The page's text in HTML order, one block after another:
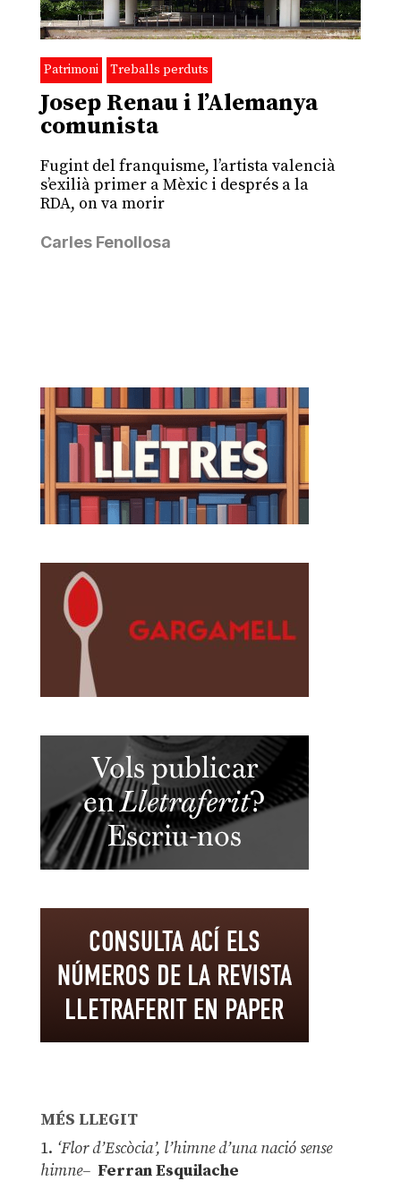
Patrimoni Treballs perduts
Josep Renau i l’Alemanya
comunista
Fugint del franquisme, l’artista valencià
s’exilià primer a Mèxic i després a la
RDA, on va morir
Carles Fenollosa
MÉS LLEGIT
1. ‘Flor d’Escòcia’, l’himne d’una nació sense
himne– Ferran Esquilache